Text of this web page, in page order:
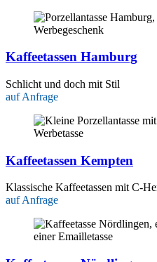
Kaffeetassen Hamburg
Schlicht und doch mit Stil
auf Anfrage
Kaffeetassen Kempten
Klassische Kaffeetassen mit C-
auf Anfrage